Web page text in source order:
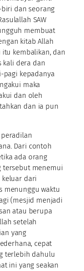
dan seorang
SAW
membuat
kitab Allah
kembalikan, dan
kali dera dan
pagi kepadanya
maka
dan oleh
dan ia pun
peradilan
Dari contoh
ada orang
tersebut menemui
keluar dari
menunggu waktu
(mesjid menjadi
atau berupa
setelah
yang
cepat
terlebih dahulu
ini yang seakan